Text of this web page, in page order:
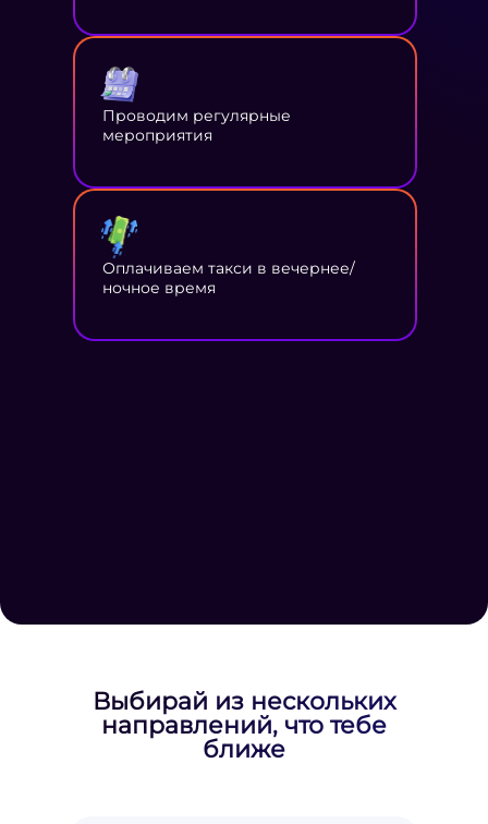
Проводим регулярные
мероприятия
Оплачиваем такси в вечернее/
ночное время
Выбирай из нескольких
направлений, что тебе
ближе